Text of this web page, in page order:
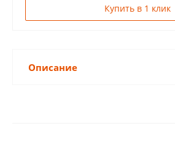
Купить в 1 клик
Описание